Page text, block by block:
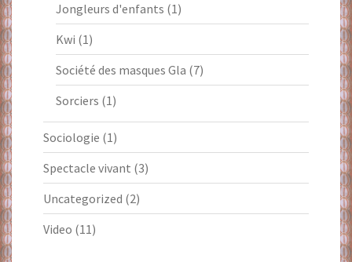
Jongleurs d'enfants (1)
Kwi (1)
Société des masques Gla (7)
Sorciers (1)
Sociologie (1)
Spectacle vivant (3)
Uncategorized (2)
Video (11)